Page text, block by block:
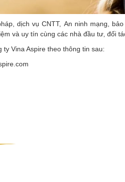
dịch vụ CNTT, An ninh mạng,
và uy tín cùng các nhà đầu tư, đối
Vina Aspire theo thông tin sau: